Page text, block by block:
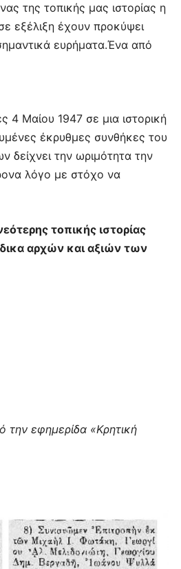
της τοπικής μας ιστορίας η
εξέλιξη έχουν προκύψει
ευρήματα.Ένα από
4 Μαίου 1947 σε μια ιστορική
έκρυθμες συνθήκες του
δείχνει την ωριμότητα την
λόγο με στόχο να
τοπικής ιστορίας
αρχών και αξιών των
εφημερίδα «Κρητική